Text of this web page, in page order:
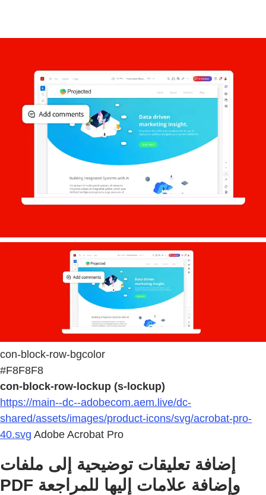
con-block-row-bgcolor
#F8F8F8
con-block-row-lockup (s-lockup)
https://main--dc--adobecom.aem.live/dc-
shared/assets/images/product-icons/svg/acrobat-pro-
40.svg Adobe Acrobat Pro
إضافة تعليقات توضيحية إلى ملفات
PDF وإضافة علامات إليها للمراجعة